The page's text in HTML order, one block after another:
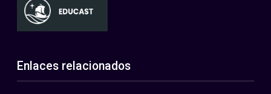
Enlaces relacionados